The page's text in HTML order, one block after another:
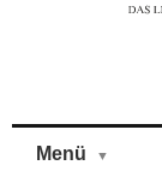
Menü